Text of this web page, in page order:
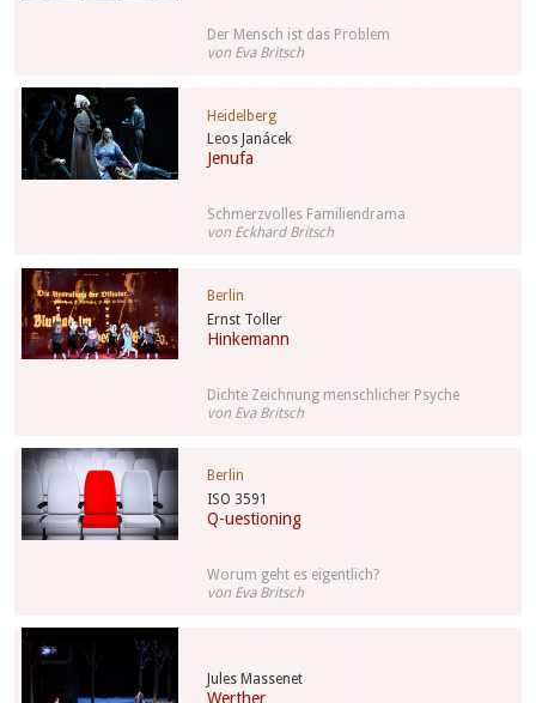
Der Mensch ist das Problem
von Eva Britsch
Leos Janácek
Jenufa
Heidelberg
Schmerzvolles Familiendrama
von Eckhard Britsch
Ernst Toller
Hinkemann
Berlin
Dichte Zeichnung menschlicher Psyche
von Eva Britsch
ISO 3591
Q-uestioning
Berlin
Worum geht es eigentlich?
von Eva Britsch
Jules Massenet
Werther